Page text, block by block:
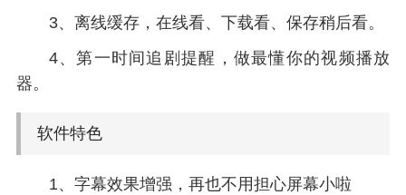
3、离线缓存，在线看、下载看、保存稍后看。
4、第一时间追剧提醒，做最懂你的视频播放
器。
软件特色
1、字幕效果增强，再也不用担心屏幕小啦